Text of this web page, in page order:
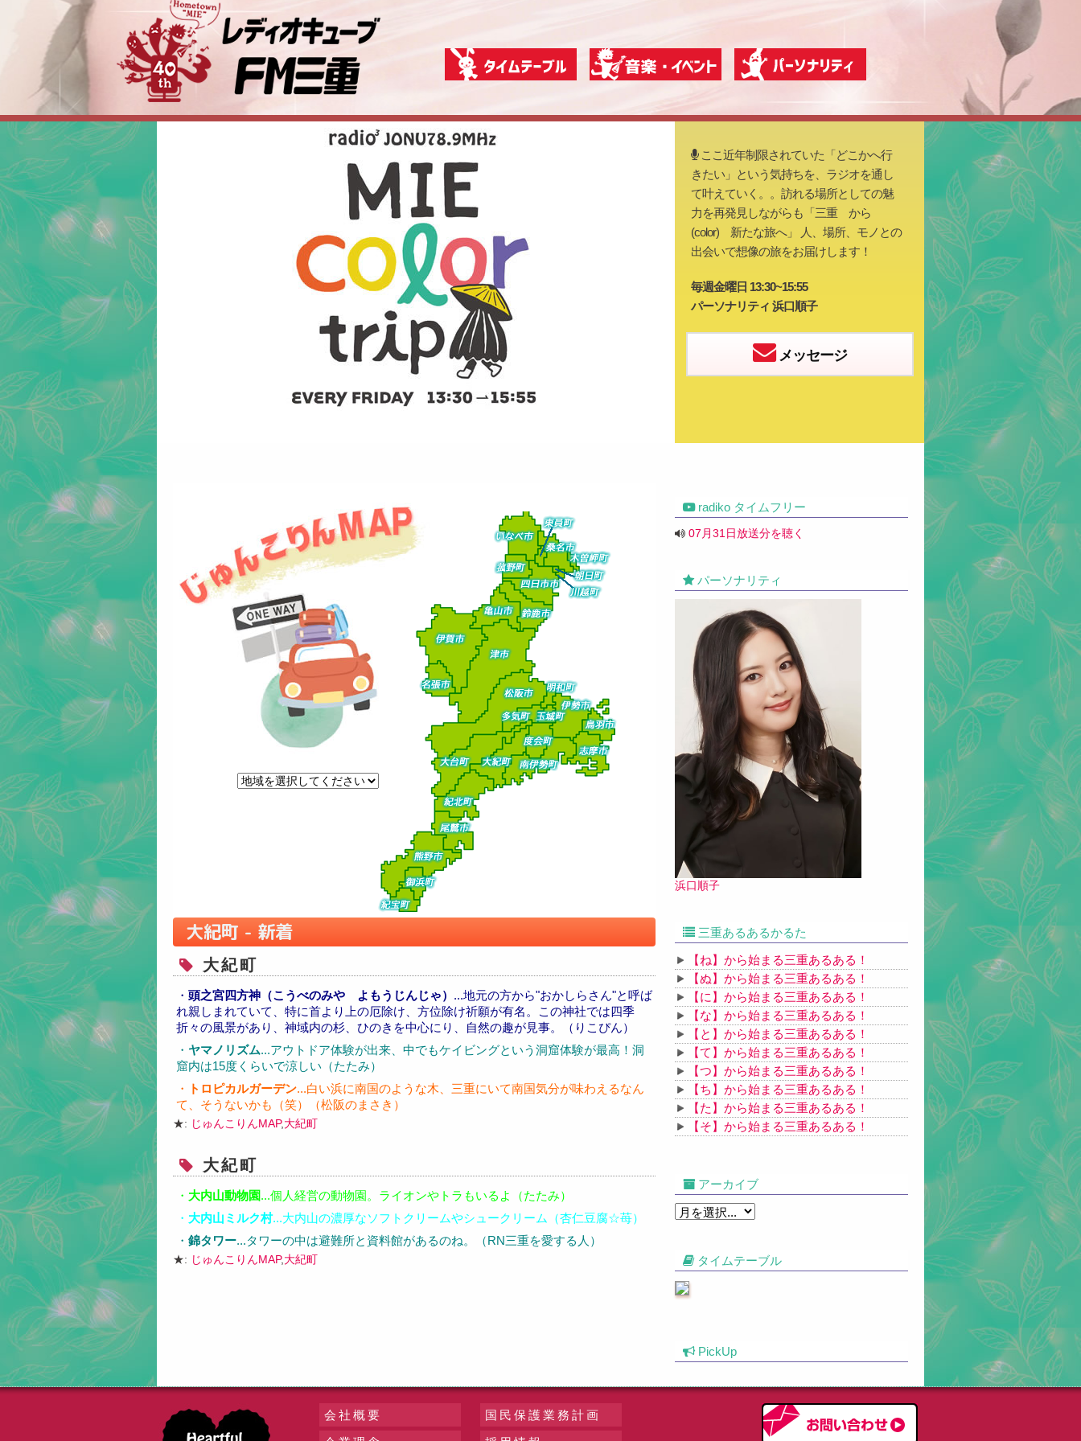
ここ近年制限されていた「どこかへ行
きたい」という気持ちを、ラジオを通し
て叶えていく。。訪れる場所としての魅
力を再発見しながらも「三重 から
(color) 新たな旅へ」 人、場所、モノとの
出会いで想像の旅をお届けします！
毎週金曜日 13:30~15:55
パーソナリティ 浜口順子
メッセージ
大紀町 - 新着
大紀町
・ 頭之宮四方神（こうべのみや よもうじんじゃ） ...地元の方から"おかしらさん"と呼ば
れ親しまれていて、特に首より上の厄除け、方位除け祈願が有名。この神社では四季
折々の風景があり、神域内の杉、ひのきを中心にり、自然の趣が見事。（りこぴん）
・ ヤマノリズム...アウトドア体験が出来、中でもケイビングという洞窟体験が最高！洞
窟内は15度くらいで涼しい（たたみ）
・
トロピカルガーデン...白い浜に南国のような木、三重にいて南国気分が味わえるなん
て、そうないかも（笑）（松阪のまさき）
★: じゅんこりんMAP,大紀町
大紀町
・ 大内山動物園...個人経営の動物園。ライオンやトラもいるよ（たたみ）
・ 大内山ミルク村...大内山の濃厚なソフトクリームやシュークリーム（杏仁豆腐☆苺）
・ 錦タワー...タワーの中は避難所と資料館があるのね。（RN三重を愛する人）
★: じゅんこりんMAP,大紀町
radiko タイムフリー
07月31日放送分を聴く
パーソナリティ
浜口順子
三重あるあるかるた
【ね】から始まる三重あるある！
【ぬ】から始まる三重あるある！
【に】から始まる三重あるある！
【な】から始まる三重あるある！
【と】から始まる三重あるある！
【て】から始まる三重あるある！
【つ】から始まる三重あるある！
【ち】から始まる三重あるある！
【た】から始まる三重あるある！
【そ】から始まる三重あるある！
アーカイブ
タイムテーブル
PickUp
会社概要
国民保護業務計画